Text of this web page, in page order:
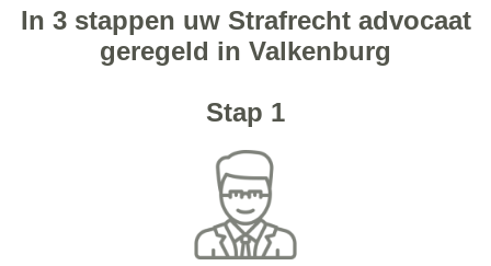
In 3 stappen uw Strafrecht advocaat
geregeld in Valkenburg
Stap 1